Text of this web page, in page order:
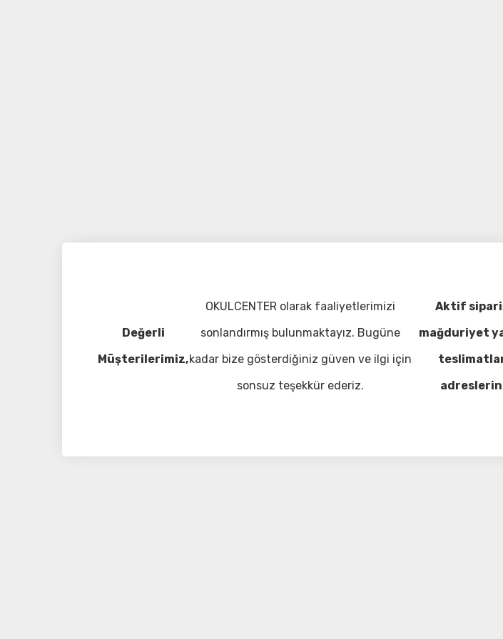
Değerli
Müşterilerimiz,
OKULCENTER olarak faaliyetlerimizi
sonlandırmış bulunmaktayız. Bugüne
kadar bize gösterdiğiniz güven ve ilgi için
sonsuz teşekkür ederiz.
Aktif
mağduriyet
teslimatlar